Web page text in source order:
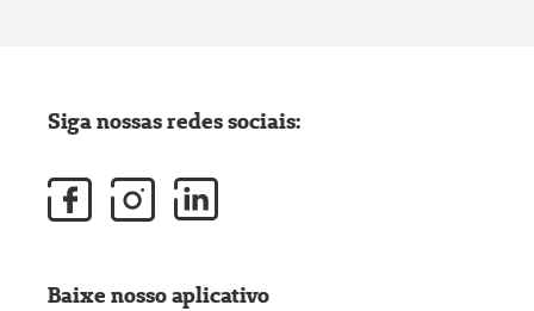
Siga nossas redes sociais:
Baixe nosso aplicativo